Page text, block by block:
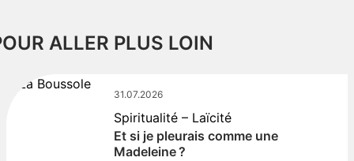
ALLER PLUS LOIN
31.07.2026
Spiritualité – Laïcité
Et si je pleurais comme une
Madeleine ?